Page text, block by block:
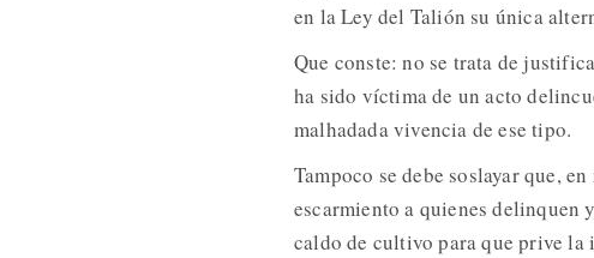
en la Ley del Talión su única
Que conste: no se trata de
ha sido víctima de un acto
malhadada vivencia de ese tipo.
Tampoco se debe soslayar que,
escarmiento a quienes delinquen
caldo de cultivo para que prive la